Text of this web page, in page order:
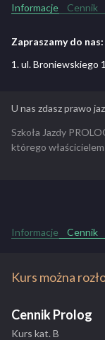
Informacje Cennik
Zapraszamy do nas:
1. ul. Broniewskiego
U nas zdasz prawo
Szkoła Jazdy
którego
dynamiką oraz
hamowanie na
drogach o dużym
Informacje Cennik
Kurs można
Cennik Prolog
Kurs kat. B